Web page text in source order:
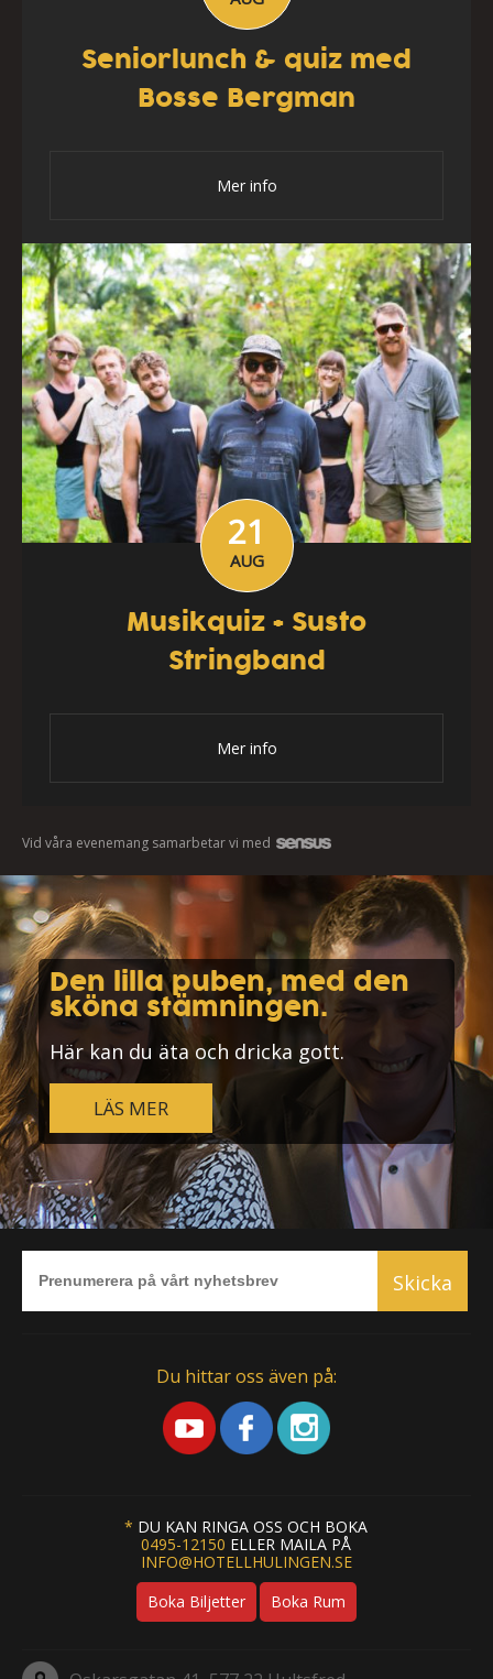
Seniorlunch & quiz med
Bosse Bergman
Mer info
21
AUG
Musikquiz + Susto
Stringband
Mer info
Vid våra evenemang samarbetar vi med
Den lilla puben, med den
sköna stämningen.
Här kan du äta och dricka gott.
LÄS MER
Skicka
Du hittar oss även på:
* DU KAN RINGA OSS OCH BOKA
0495-12150 ELLER MAILA PÅ
INFO@HOTELLHULINGEN.SE
Boka Biljetter
Boka Rum